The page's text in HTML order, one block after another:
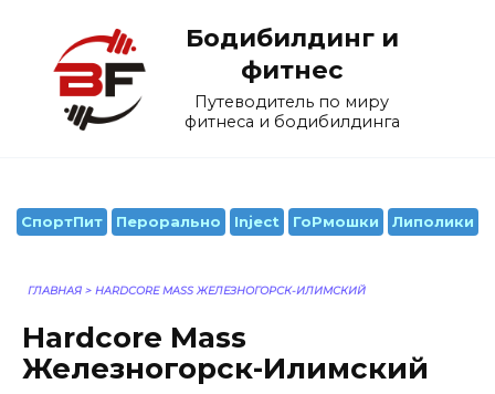
содержанию
Бодибилдинг и
фитнес
Путеводитель по миру
фитнеса и бодибилдинга
СпортПит Перорально Inject ГоРмошки Липолики
ГЛАВНАЯ > HARDCORE MASS ЖЕЛЕЗНОГОРСК-ИЛИМСКИЙ
Hardcore Mass
Железногорск-Илимский